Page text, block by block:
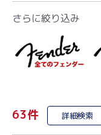
さらに絞り込み
63件 詳細検索